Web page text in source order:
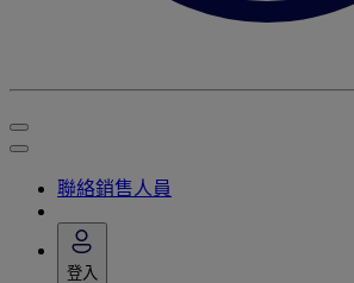
聯絡銷售人員
登入